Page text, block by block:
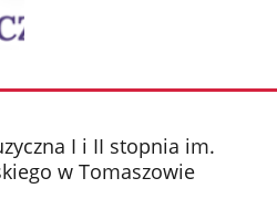
I i II stopnia im.
w Tomaszowie